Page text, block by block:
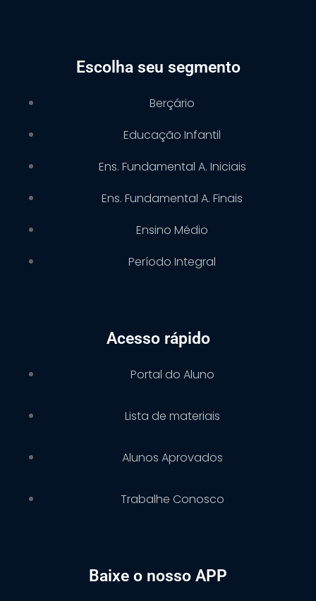
Escolha seu segmento
Berçário
Educação Infantil
Ens. Fundamental A. Iniciais
Ens. Fundamental A. Finais
Ensino Médio
Período Integral
Acesso rápido
Portal do Aluno
Lista de materiais
Alunos Aprovados
Trabalhe Conosco
Baixe o nosso APP